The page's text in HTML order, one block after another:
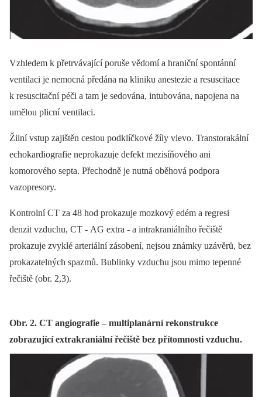
Vzhledem k přetrvávající poruše vědomí a hraniční spontánní
ventilaci je nemocná předána na kliniku anestezie a resuscitace
k resuscitační péči a tam je sedována, intubována, napojena na
umělou plicní ventilaci.
Žilní vstup zajištěn cestou podklíčkové žíly vlevo. Transtorakální
echokardiografie neprokazuje defekt mezisíňového ani
komorového septa. Přechodně je nutná oběhová podpora
vazopresory.
Kontrolní CT za 48 hod prokazuje mozkový edém a regresi
denzit vzduchu, CT ‑⁠ AG extra ‑⁠ a intrakraniálního řečiště
prokazuje zvyklé arteriální zásobení, nejsou známky uzávěrů, bez
prokazatelných spazmů. Bublinky vzduchu jsou mimo tepenné
řečiště (obr. 2,3).
Obr. 2. CT angiografie – multiplanární rekonstrukce
zobrazující extrakraniální řečiště bez přítomnosti vzduchu.